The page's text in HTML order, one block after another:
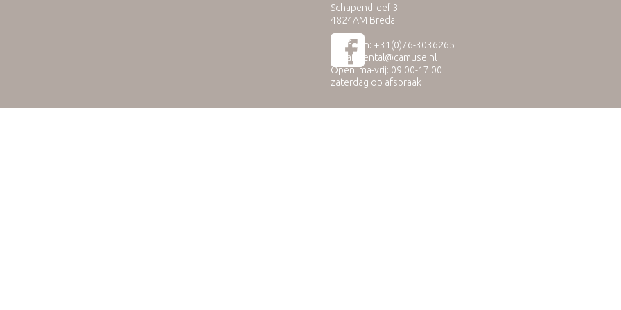
Schapendreef 3
4824AM Breda
Telefoon: +31(0)76-3036265
E-mail:
rental@camuse.nl
Open: ma-vrij: 09:00-17:00
zaterdag op afspraak